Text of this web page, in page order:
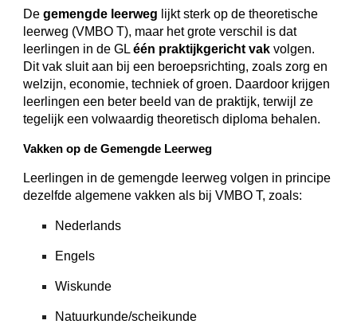
Degemengde leerweg lijkt sterk op de theoretische
leerweg (VMBO T), maar het grote verschil is dat
leerlingen in de GLéén praktijkgericht vak volgen.
Dit vak sluit aan bij een beroepsrichting, zoals zorg en
welzijn, economie, techniek of groen. Daardoor krijgen
leerlingen een beter beeld van de praktijk, terwijl ze
tegelijk een volwaardig theoretisch diploma behalen.
Vakken op de Gemengde Leerweg
Leerlingen in de gemengde leerweg volgen in principe
dezelfde algemene vakken als bij VMBO T, zoals:
Nederlands
Engels
Wiskunde
Natuurkunde/scheikunde